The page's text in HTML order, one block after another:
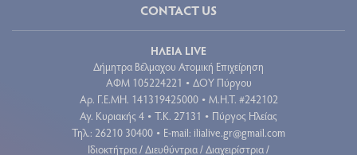
CONTACT US
ΗΛΕΙΑ LIVE
Δήμητρα Βέλμαχου Ατομική Επιχείρηση
ΑΦΜ 105224221 • ΔΟΥ Πύργου
Aρ. Γ.Ε.ΜΗ. 141319425000 • Μ.Η.Τ. #242102
Αγ. Κυριακής 4 • Τ.Κ. 27131 • Πύργος Ηλείας
Τηλ.: 26210 30400 • E-mail: ilialive.gr@gmail.com
Ιδιοκτήτρια / Διευθύντρια / Διαχειρίστρια /